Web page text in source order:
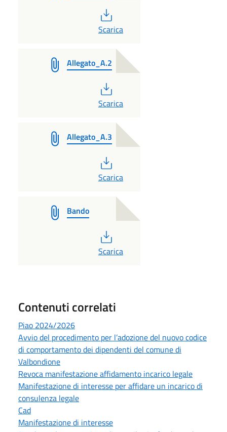
PDF
Scarica
Allegato_A.2
PDF
Scarica
Allegato_A.3
PDF
Scarica
Bando
PDF
Scarica
Contenuti correlati
Piao 2024/2026
Avvio del procedimento per l’adozione del nuovo codice
di comportamento dei dipendenti del comune di
Valbondione
Revoca manifestazione affidamento incarico legale
Manifestazione di interesse per affidare un incarico di
consulenza legale
Cad
Manifestazione di interesse